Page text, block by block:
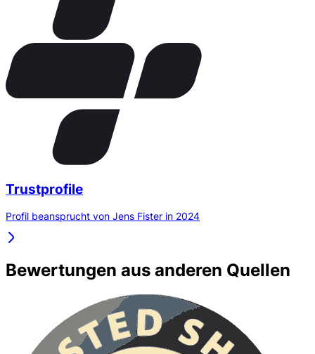
Trustprofile
Profil beansprucht von Jens Fister in 2024
Bewertungen aus anderen Quellen